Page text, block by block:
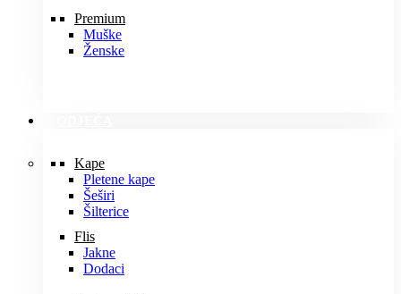
Premium
Muške
Ženske
Kape
Pletene kape
Šeširi
Šilterice
Flis
Jakne
Dodaci